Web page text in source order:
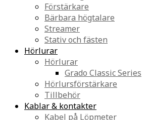
Förstärkare
Bärbara högtalare
Streamer
Stativ och fästen
Hörlurar
Hörlurar
Grado Classic Series
Hörlursförstärkare
Tillbehör
Kablar & kontakter
Kabel på Löpmeter